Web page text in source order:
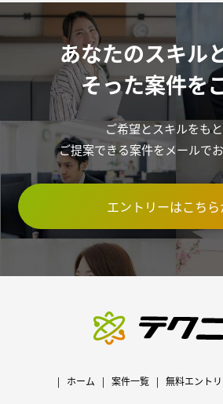
あなたのスキル
そった案件を
ご希望とスキルをも
ご提案できる案件をメールでお
エントリーはこちら
ホーム 案件一覧 無料エント